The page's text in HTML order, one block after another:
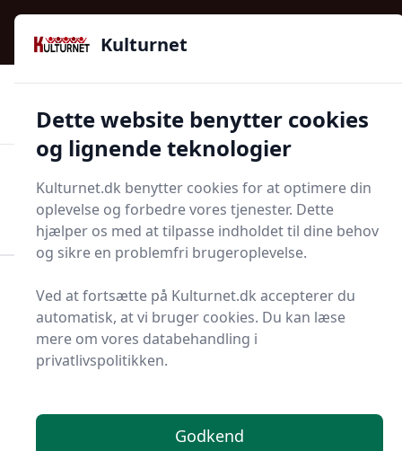
Kulturnet - Alt Det Gode I Livet | Din Kulturguide Siden
2016
97 kategorier 👍Kun godkendte butikker
Start søgning
Start søgning
Forside Bolig og indretning
Alarmer og sikkerhed
Sikkerhedsaggregat
Bedste
2025 - se de 4 bedste her
Kulturnet
Dette website benytter cookies
og lignende teknologier
Kulturnet.dk benytter cookies for at optimere din
oplevelse og forbedre vores tjenester. Dette
hjælper os med at tilpasse indholdet til dine behov
og sikre en problemfri brugeroplevelse.
Ved at fortsætte på Kulturnet.dk accepterer du
automatisk, at vi bruger cookies. Du kan læse
mere om vores databehandling i
privatlivspolitikken.
Godkend